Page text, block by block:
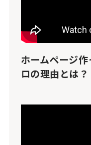
ホームページ
ロの理由とは？